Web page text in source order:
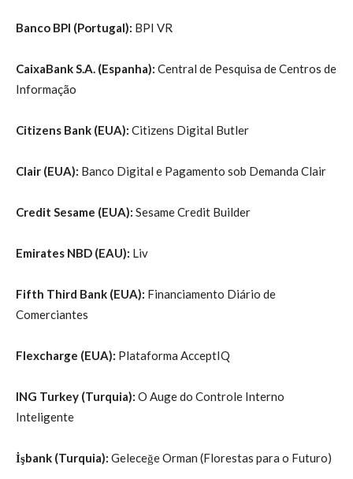
Banco BPI (Portugal): BPI VR
CaixaBank S.A. (Espanha): Central de Pesquisa de Centros de
Informação
Citizens Bank (EUA): Citizens Digital Butler
Clair (EUA): Banco Digital e Pagamento sob Demanda Clair
Credit Sesame (EUA): Sesame Credit Builder
Emirates NBD (EAU): Liv
Fifth Third Bank (EUA): Financiamento Diário de
Comerciantes
Flexcharge (EUA): Plataforma AcceptIQ
ING Turkey (Turquia): O Auge do Controle Interno
Inteligente
İşbank (Turquia): Geleceğe Orman (Florestas para o Futuro)